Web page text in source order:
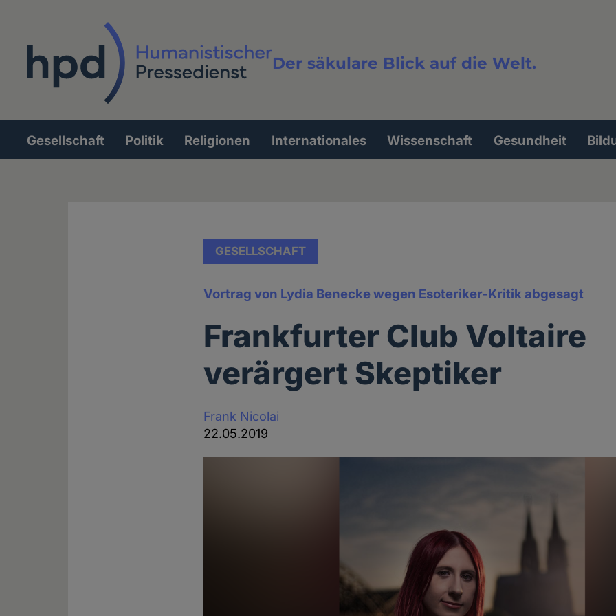
Der säkulare Blick auf die Welt.
Volltextsuche
Hauptnavigation
Gesellschaft Politik Religionen Internationales Wissenschaft Gesundheit
GESELLSCHAFT
Vortrag von Lydia Benecke wegen Esoteriker-Kritik abgesagt
Frankfurter Club Voltaire
verärgert Skeptiker
Frank Nicolai
22.05.2019